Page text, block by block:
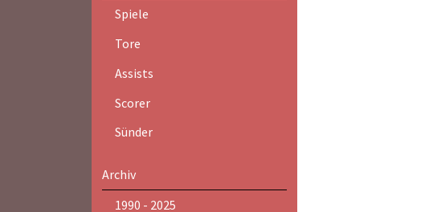
Spiele
Tore
Assists
Scorer
Sünder
Archiv
1990 - 2025